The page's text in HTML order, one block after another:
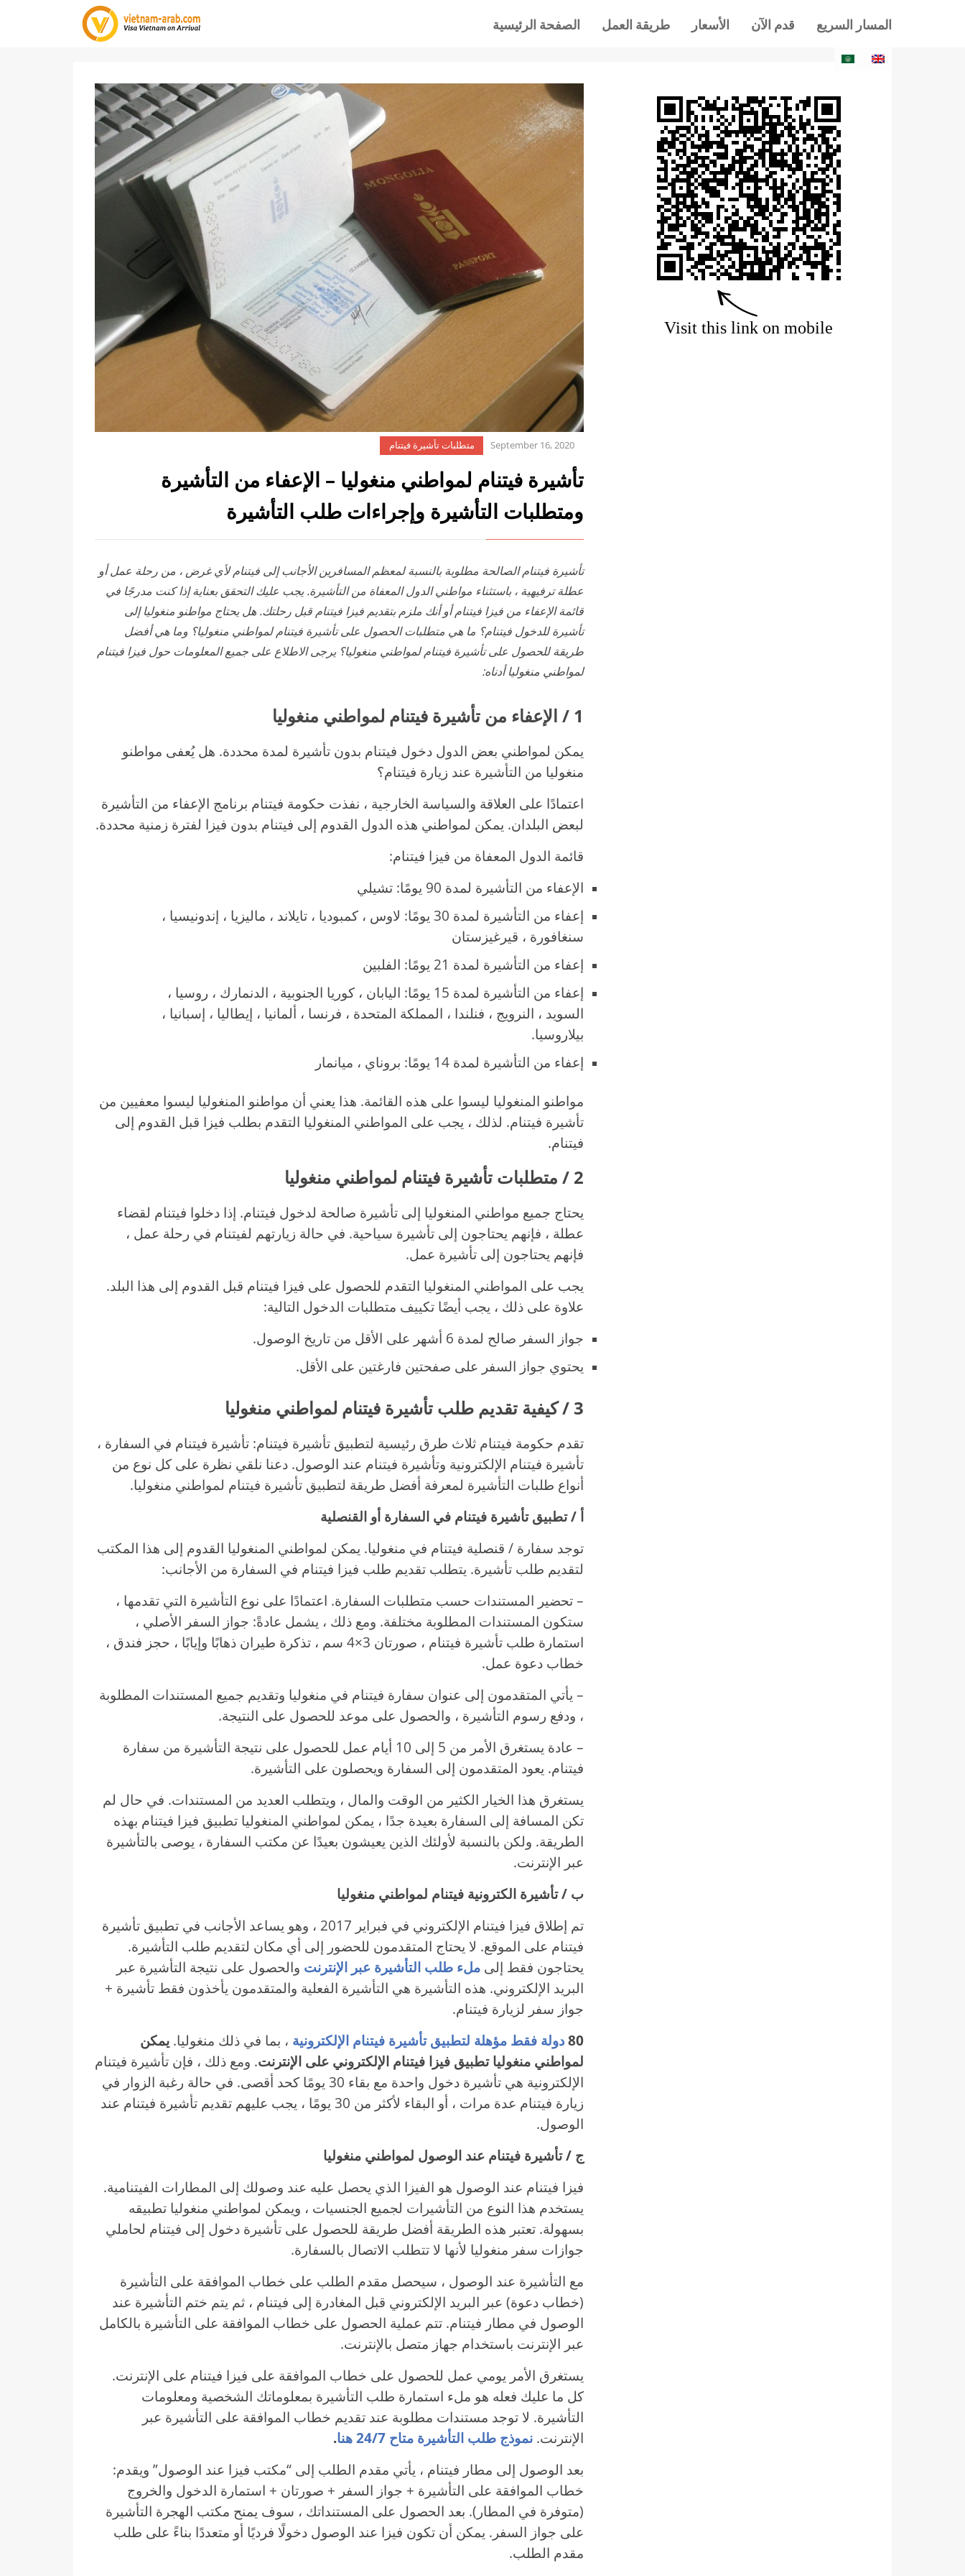
الصفحة الرئيسية طريقة العمل الأسعار قدم الآن المسار السريع
September 16, 2020 متطلبات تأشيرة فيتنام
تأشيرة فيتنام لمواطني منغوليا – الإعفاء من التأشيرة
ومتطلبات التأشيرة وإجراءات طلب التأشيرة
تأشيرة فيتنام الصالحة مطلوبة بالنسبة لمعظم المسافرين الأجانب إلى فيتنام لأي غرض ، من رحلة عمل أو
عطلة ترفيهية ، باستثناء مواطني الدول المعفاة من التأشيرة. يجب عليك التحقق بعناية إذا كنت مدرجًا في
قائمة الإعفاء من فيزا فيتنام أو أنك ملزم بتقديم فيزا فيتنام قبل رحلتك. هل يحتاج مواطنو منغوليا إلى
تأشيرة للدخول فيتنام؟ ما هي متطلبات الحصول على تأشيرة فيتنام لمواطني منغوليا؟ وما هي أفضل
طريقة للحصول على تأشيرة فيتنام لمواطني منغوليا؟ يرجى الاطلاع على جميع المعلومات حول فيزا فيتنام
لمواطني منغوليا أدناه:
1 / الإعفاء من تأشيرة فيتنام لمواطني منغوليا
يمكن لمواطني بعض الدول دخول فيتنام بدون تأشيرة لمدة محددة. هل يُعفى مواطنو
منغوليا من التأشيرة عند زيارة فيتنام؟
اعتمادًا على العلاقة والسياسة الخارجية ، نفذت حكومة فيتنام برنامج الإعفاء من التأشيرة
لبعض البلدان. يمكن لمواطني هذه الدول القدوم إلى فيتنام بدون فيزا لفترة زمنية محددة.
قائمة الدول المعفاة من فيزا فيتنام:
الإعفاء من التأشيرة لمدة 90 يومًا: تشيلي
إعفاء من التأشيرة لمدة 30 يومًا: لاوس ، كمبوديا ، تايلاند ، ماليزيا ، إندونيسيا ،
سنغافورة ، قيرغيزستان
إعفاء من التأشيرة لمدة 21 يومًا: الفلبين
إعفاء من التأشيرة لمدة 15 يومًا: اليابان ، كوريا الجنوبية ، الدنمارك ، روسيا ،
السويد ، النرويج ، فنلندا ، المملكة المتحدة ، فرنسا ، ألمانيا ، إيطاليا ، إسبانيا ،
بيلاروسيا.
إعفاء من التأشيرة لمدة 14 يومًا: بروناي ، ميانمار
مواطنو المنغوليا ليسوا على هذه القائمة. هذا يعني أن مواطنو المنغوليا ليسوا معفيين من
تأشيرة فيتنام. لذلك ، يجب على المواطني المنغوليا التقدم بطلب فيزا قبل القدوم إلى
فيتنام.
2 / متطلبات تأشيرة فيتنام لمواطني منغوليا
يحتاج جميع مواطني المنغوليا إلى تأشيرة صالحة لدخول فيتنام. إذا دخلوا فيتنام لقضاء
عطلة ، فإنهم يحتاجون إلى تأشيرة سياحية. في حالة زيارتهم لفيتنام في رحلة عمل ،
فإنهم يحتاجون إلى تأشيرة عمل.
يجب على المواطني المنغوليا التقدم للحصول على فيزا فيتنام قبل القدوم إلى هذا البلد.
علاوة على ذلك ، يجب أيضًا تكييف متطلبات الدخول التالية:
جواز السفر صالح لمدة 6 أشهر على الأقل من تاريخ الوصول.
يحتوي جواز السفر على صفحتين فارغتين على الأقل.
3 / كيفية تقديم طلب تأشيرة فيتنام لمواطني منغوليا
تقدم حكومة فيتنام ثلاث طرق رئيسية لتطبيق تأشيرة فيتنام: تأشيرة فيتنام في السفارة ،
تأشيرة فيتنام الإلكترونية وتأشيرة فيتنام عند الوصول. دعنا نلقي نظرة على كل نوع من
أنواع طلبات التأشيرة لمعرفة أفضل طريقة لتطبيق تأشيرة فيتنام لمواطني منغوليا.
أ / تطبيق تأشيرة فيتنام في السفارة أو القنصلية
توجد سفارة / قنصلية فيتنام في منغوليا. يمكن لمواطني المنغوليا القدوم إلى هذا المكتب
لتقديم طلب تأشيرة. يتطلب تقديم طلب فيزا فيتنام في السفارة من الأجانب:
– تحضير المستندات حسب متطلبات السفارة. اعتمادًا على نوع التأشيرة التي تقدمها ،
ستكون المستندات المطلوبة مختلفة. ومع ذلك ، يشمل عادةً: جواز السفر الأصلي ،
استمارة طلب تأشيرة فيتنام ، صورتان 3×4 سم ، تذكرة طيران ذهابًا وإيابًا ، حجز فندق ،
خطاب دعوة عمل.
– يأتي المتقدمون إلى عنوان سفارة فيتنام في منغوليا وتقديم جميع المستندات المطلوبة
، ودفع رسوم التأشيرة ، والحصول على موعد للحصول على النتيجة.
– عادة يستغرق الأمر من 5 إلى 10 أيام عمل للحصول على نتيجة التأشيرة من سفارة
فيتنام. يعود المتقدمون إلى السفارة ويحصلون على التأشيرة.
يستغرق هذا الخيار الكثير من الوقت والمال ، ويتطلب العديد من المستندات. في حال لم
تكن المسافة إلى السفارة بعيدة جدًا ، يمكن لمواطني المنغوليا تطبيق فيزا فيتنام بهذه
الطريقة. ولكن بالنسبة لأولئك الذين يعيشون بعيدًا عن مكتب السفارة ، يوصى بالتأشيرة
عبر الإنترنت.
ب / تأشيرة الكترونية فيتنام لمواطني منغوليا
تم إطلاق فيزا فيتنام الإلكتروني في فبراير 2017 ، وهو يساعد الأجانب في تطبيق تأشيرة
فيتنام على الموقع. لا يحتاج المتقدمون للحضور إلى أي مكان لتقديم طلب التأشيرة.
يحتاجون فقط إلى ملء طلب التأشيرة عبر الإنترنت والحصول على نتيجة التأشيرة عبر
البريد الإلكتروني. هذه التأشيرة هي التأشيرة الفعلية والمتقدمون يأخذون فقط تأشيرة +
جواز سفر لزيارة فيتنام.
80 دولة فقط مؤهلة لتطبيق تأشيرة فيتنام الإلكترونية ، بما في ذلك منغوليا. يمكن
لمواطني منغوليا تطبيق فيزا فيتنام الإلكتروني على الإنترنت. ومع ذلك ، فإن تأشيرة فيتنام
الإلكترونية هي تأشيرة دخول واحدة مع بقاء 30 يومًا كحد أقصى. في حالة رغبة الزوار في
زيارة فيتنام عدة مرات ، أو البقاء لأكثر من 30 يومًا ، يجب عليهم تقديم تأشيرة فيتنام عند
الوصول.
ج / تأشيرة فيتنام عند الوصول لمواطني منغوليا
فيزا فيتنام عند الوصول هو الفيزا الذي يحصل عليه عند وصولك إلى المطارات الفيتنامية.
يستخدم هذا النوع من التأشيرات لجميع الجنسيات ، ويمكن لمواطني منغوليا تطبيقه
بسهولة. تعتبر هذه الطريقة أفضل طريقة للحصول على تأشيرة دخول إلى فيتنام لحاملي
جوازات سفر منغوليا لأنها لا تتطلب الاتصال بالسفارة.
مع التأشيرة عند الوصول ، سيحصل مقدم الطلب على خطاب الموافقة على التأشيرة
(خطاب دعوة) عبر البريد الإلكتروني قبل المغادرة إلى فيتنام ، ثم يتم ختم التأشيرة عند
الوصول في مطار فيتنام. تتم عملية الحصول على خطاب الموافقة على التأشيرة بالكامل
عبر الإنترنت باستخدام جهاز متصل بالإنترنت.
يستغرق الأمر يومي عمل للحصول على خطاب الموافقة على فيزا فيتنام على الإنترنت.
كل ما عليك فعله هو ملء استمارة طلب التأشيرة بمعلوماتك الشخصية ومعلومات
التأشيرة. لا توجد مستندات مطلوبة عند تقديم خطاب الموافقة على التأشيرة عبر
الإنترنت. نموذج طلب التأشيرة متاح 24/7 هنا
.
بعد الوصول إلى مطار فيتنام ، يأتي مقدم الطلب إلى “مكتب فيزا عند الوصول” ويقدم:
خطاب الموافقة على التأشيرة + جواز السفر + صورتان + استمارة الدخول والخروج
(متوفرة في المطار). بعد الحصول على المستنداتك ، سوف يمنح مكتب الهجرة التأشيرة
على جواز السفر. يمكن أن تكون فيزا عند الوصول دخولًا فرديًا أو متعددًا بناءً على طلب
مقدم الطلب.
Visit this link on mobile